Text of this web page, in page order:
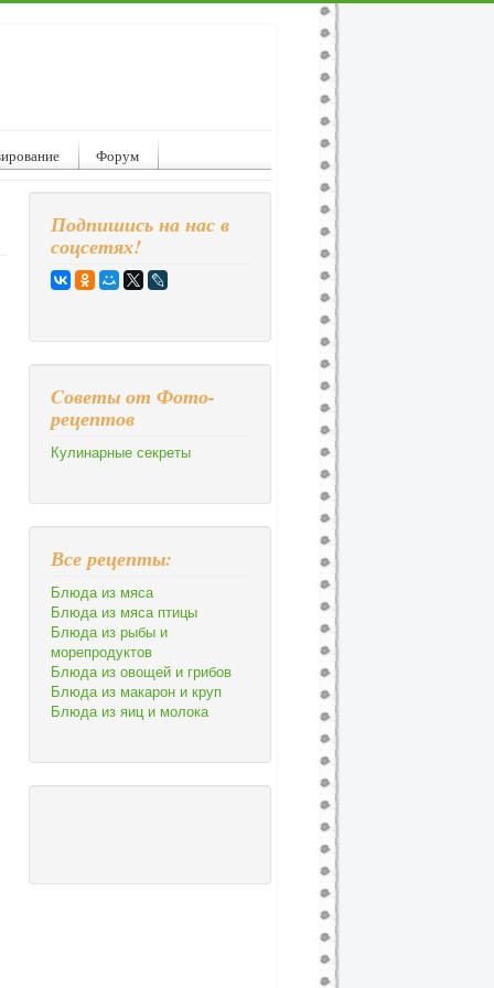
Форум
Подпишись на нас в
соцсетях!
Cоветы от Фото-
рецептов
Кулинарные секреты
Все рецепты:
Блюда из мяса
Блюда из мяса птицы
Блюда из рыбы и
морепродуктов
Блюда из овощей и грибов
Блюда из макарон и круп
Блюда из яиц и молока